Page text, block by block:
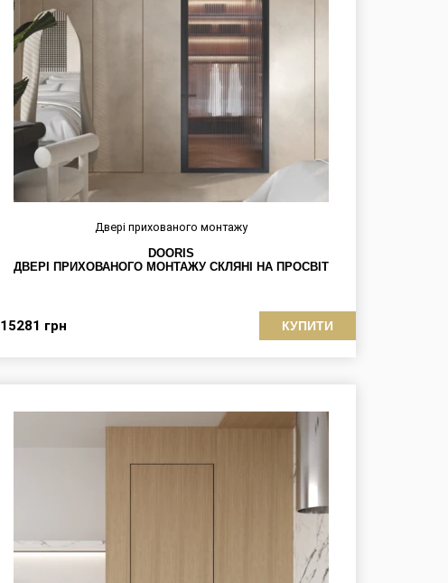
Двері прихованого монтажу
DOORIS
ДВЕРІ ПРИХОВАНОГО МОНТАЖУ СКЛЯНІ НА ПРОСВІТ
15281 грн КУПИТИ